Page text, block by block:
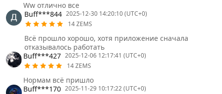
Ww отлично все
Buff***844 2025-12-30 14:20:10 (UTC+0)
14 ZEMS
Всё прошло хорошо, хотя приложение сначала
отказывалось работать
Buff***427 2025-12-06 12:17:41 (UTC+0)
14 ZEMS
Нормам всё пришло
Buff***170 2025-11-29 10:17:22 (UTC+0)